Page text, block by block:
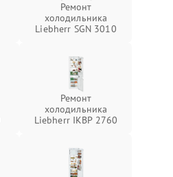
Ремонт
холодильника
Liebherr SGN 3010
Ремонт
холодильника
Liebherr IKBP 2760